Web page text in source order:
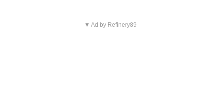
▼ Ad by Refinery89